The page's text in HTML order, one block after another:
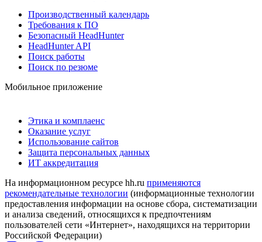
Производственный календарь
Требования к ПО
Безопасный HeadHunter
HeadHunter API
Поиск работы
Поиск по резюме
Мобильное приложение
Этика и комплаенс
Оказание услуг
Использование сайтов
Защита персональных данных
ИТ аккредитация
На информационном ресурсе hh.ru применяются
рекомендательные технологии (информационные технологии
предоставления информации на основе сбора, систематизации
и анализа сведений, относящихся к предпочтениям
пользователей сети «Интернет», находящихся на территории
Российской Федерации)